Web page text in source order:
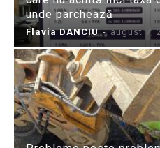
unde parchează
Flavia DANCIU - august 7,